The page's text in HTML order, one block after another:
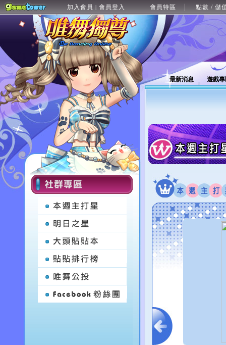
加入會員 | 會員登入 會員特區 點數 / 儲
最新消息 遊戲